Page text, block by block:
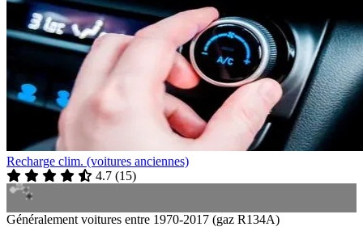
Recharge clim. (voitures anciennes)
4.7 (15)
Généralement voitures entre 1970-2017 (gaz R134A)